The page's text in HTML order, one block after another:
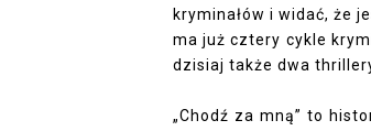
kryminałów i widać, że
ma już cztery cykle
dzisiaj także dwa
„Chodź za mną” to